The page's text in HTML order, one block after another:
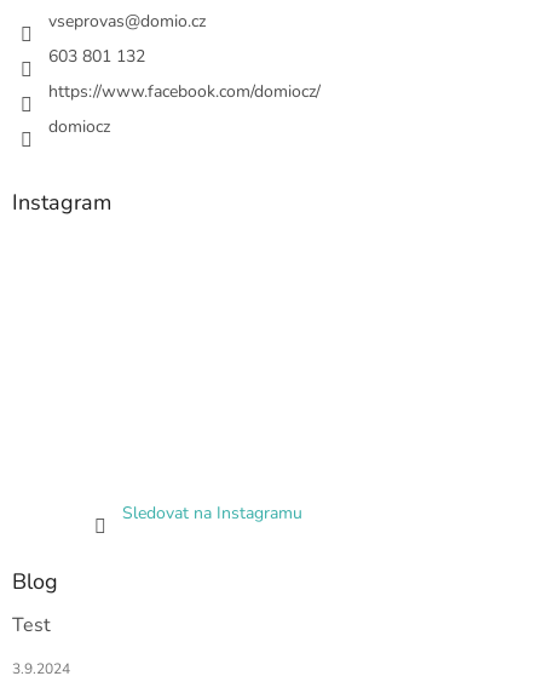
vseprovas@domio.cz
603 801 132
https://www.facebook.com/domiocz/
domiocz
Instagram
Sledovat na Instagramu
Blog
Test
3.9.2024